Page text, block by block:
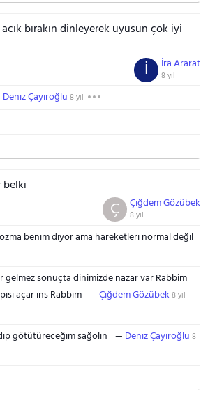
bırakın dinleyerek uyusun çok iyi
İra Ararat
8 yıl
İ
Deniz Çayıroğlu 8 yıl
Çiğdem Gözübek
8 yıl
Ç
benim diyor ama hareketleri normal değil
gelmez sonuçta dinimizde nazar var Rabbim
açar ins Rabbim
Çiğdem Gözübek 8 yıl
götütüreceğim sağolın Deniz Çayıroğlu 8